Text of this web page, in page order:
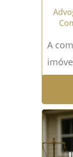
A
um
mais